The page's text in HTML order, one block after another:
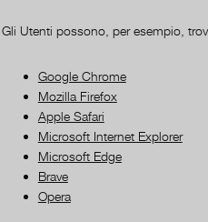
Gli Utenti possono, per esempio,
Google Chrome
Mozilla Firefox
Apple Safari
Microsoft Internet Explorer
Microsoft Edge
Brave
Opera